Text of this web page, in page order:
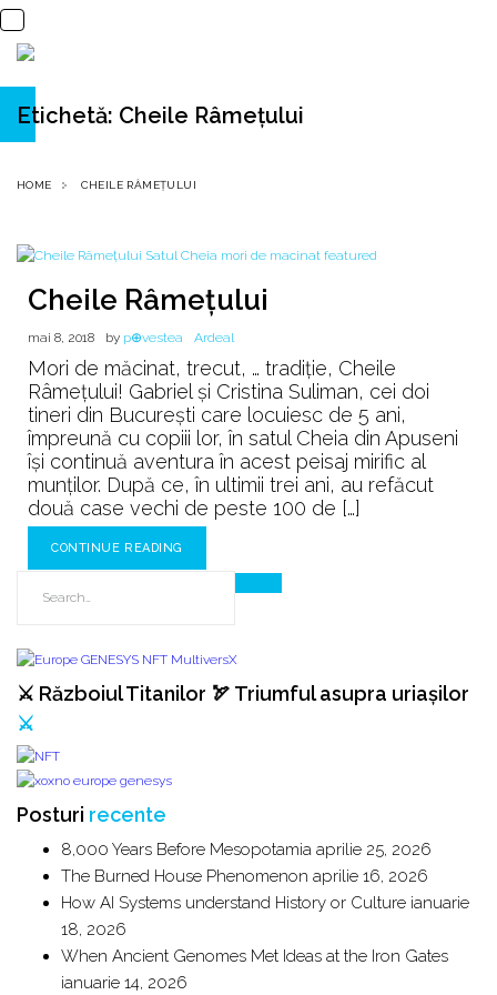
Etichetă: Cheile Râmeţului
HOME CHEILE RÂMEŢULUI
Cheile Râmeţului
mai 8, 2018 by p⊕vestea Ardeal
Mori de măcinat, trecut, … tradiție, Cheile
Râmeţului! Gabriel şi Cristina Suliman, cei doi
tineri din Bucureşti care locuiesc de 5 ani,
împreună cu copiii lor, în satul Cheia din Apuseni
îşi continuă aventura în acest peisaj mirific al
munţilor. După ce, în ultimii trei ani, au refăcut
două case vechi de peste 100 de […]
CONTINUE READING
⚔️ Războiul Titanilor 🏹 Triumful asupra uriașilor
⚔️
Posturi recente
8,000 Years Before Mesopotamia aprilie 25, 2026
The Burned House Phenomenon aprilie 16, 2026
How AI Systems understand History or Culture ianuarie
18, 2026
When Ancient Genomes Met Ideas at the Iron Gates
ianuarie 14, 2026